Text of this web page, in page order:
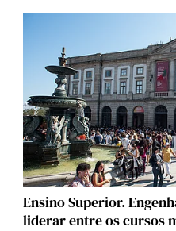
Ensino Superior.
liderar entre os cursos